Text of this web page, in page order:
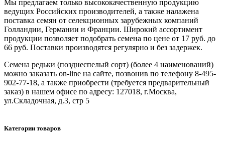
Мы предлагаем только высококачественную продукцию
ведущих Российских производителей, а также налажена
поставка семян от селекционных зарубежных компаний
Голландии, Германии и Франции. Широкий ассортимент
продукции позволяет подобрать семена по цене от 17 руб. до
66 руб. Поставки производятся регулярно и без задержек.
Семена редьки (позднеспелый сорт) (более 4 наименований)
можно заказать on-line на сайте, позвонив по телефону 8-495-
902-77-18, а также приобрести (требуется предварительный
заказ) в нашем офисе по адресу: 127018, г.Москва,
ул.Складочная, д.3, стр 5
Категории товаров